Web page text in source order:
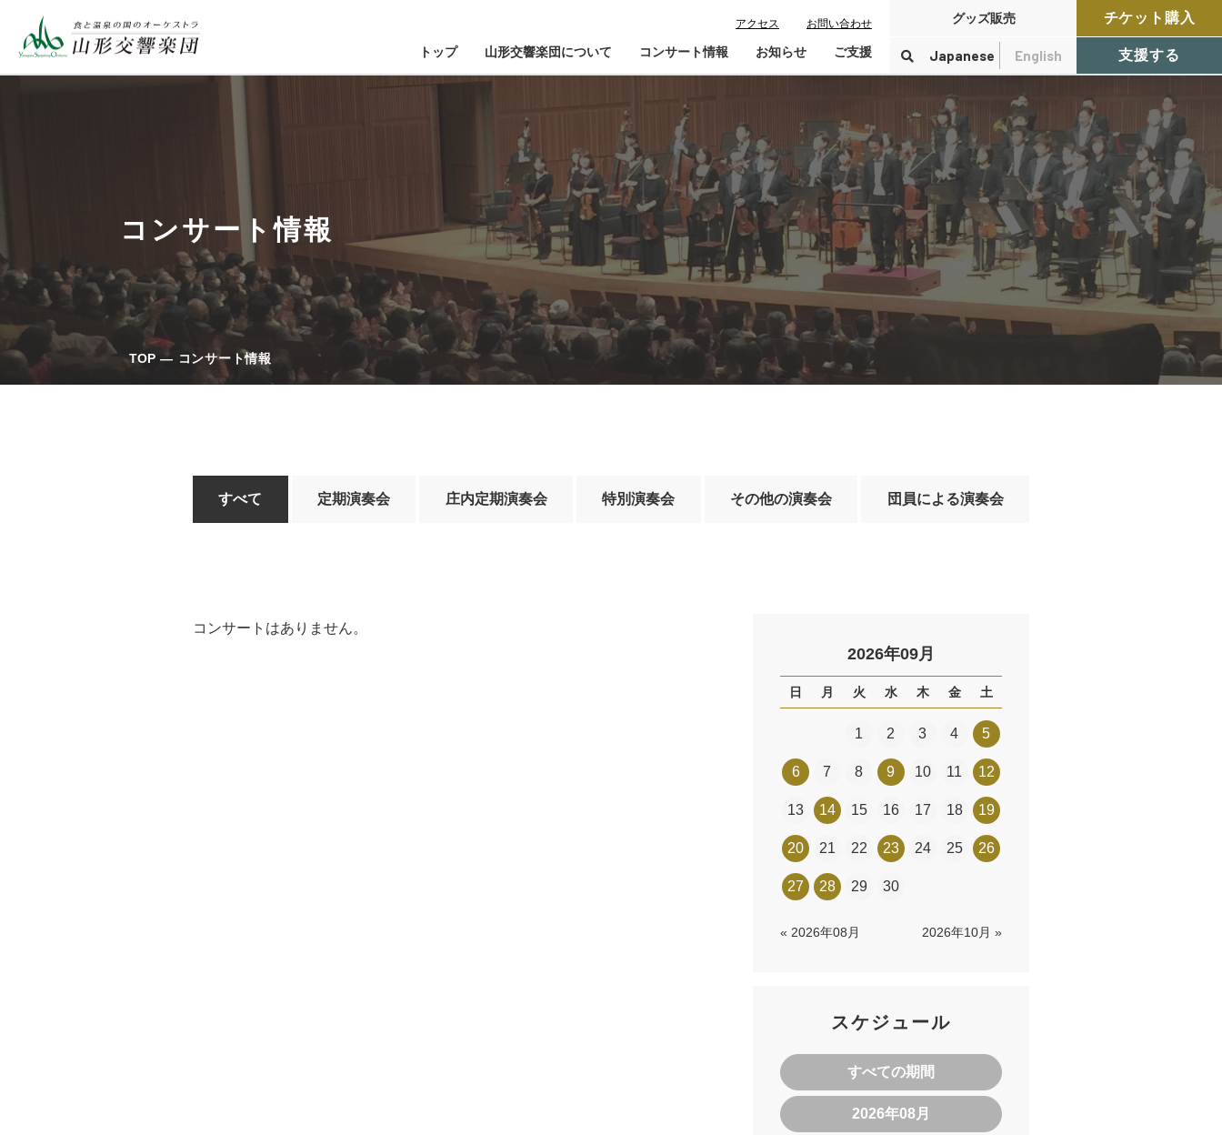
アクセス お問い合わせ
トップ 山形交響楽団について
山響が目指すもの
指揮者・楽団員紹介
山響アマデウスコア
山響の教育・地域交流
動画で見る山響
団体情報
コンサート情報
チケット購入ガイド
鑑賞会員入会
定期演奏会アーカイブ
お知らせ ご支援
寄付控除について
グッズ販売
Japanese English
チケット購入
支援する
コンサート情報
TOP コンサート情報
すべて 定期演奏会 庄内定期演奏会 特別演奏会 その他の演奏会 団員による演奏会
コンサートはありません。
2026年09月
日 月 火 水 木 金 土
1 2 3 4 5
6 7 8 9 10 11 12
13 14 15 16 17 18 19
20 21 22 23 24 25 26
27 28 29 30
« 2026年08月 2026年10月 »
スケジュール
すべての期間
2026年08月